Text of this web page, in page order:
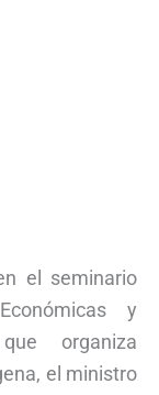
el seminario
y
organiza
el ministro